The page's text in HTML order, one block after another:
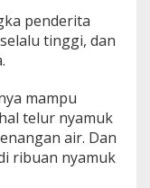
penderita
tinggi, dan
mampu
telur nyamuk
air. Dan
ribuan nyamuk